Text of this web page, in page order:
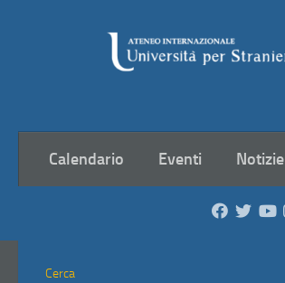
Calendario Eventi Notizie
Cerca